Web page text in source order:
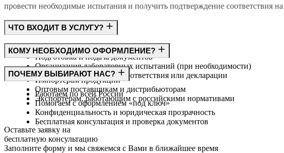
провести необходимые испытания и получить подтверждение соответствия
ЧТО ВХОДИТ В УСЛУГУ?
Консультация по требованиям ГОСТ
Подготовка и подача документов
Организация лабораторных испытаний (при необходимости)
Получение сертификата соответствия или декларации
КОМУ НЕОБХОДИМО ОФОРМЛЕНИЕ?
Производителям
Импортёрам продукции
Оптовым поставщикам и дистрибьюторам
Экспортёрам, работающим с российскими нормативами
ПОЧЕМУ ВЫБИРАЮТ НАС?
Работаем по всей России
Помогаем с оформлением «под ключ»
Конфиденциальность и юридическая прозрачность
Бесплатная консультация и проверка документов
Оставьте заявку на
бесплатную консультацию
Заполните форму и мы свяжемся с Вами в ближайшее время